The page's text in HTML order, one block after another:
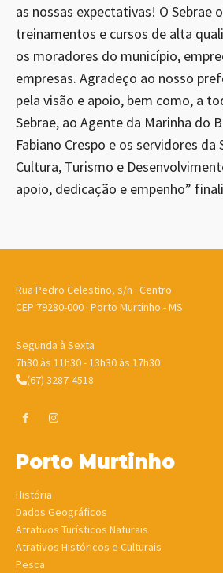
as nossas expectativas! O Sebrae
treinamentos e cursos de alta
os moradores do município,
empresas. Agradeço ao nosso
pela visão e apoio, bem como, a
Sebrae, ao Agente da Marinha do
Fabiano Crespo e os servidores da
Cultura, Turismo e
apoio, dedicação e empenho”
Rua Pedro Celestino, s/n · Centro
CEP 79280-000 · Porto Murtinho - MS
Segunda à Sexta
7h30 às 11h30 - 13h30 às 17h30
(67) 3287-4518
Porto Murtinho
História
Dados Geográficos
Atrativos Turísticos Naturais
Atrativos Históricos e Culturais
Pesca